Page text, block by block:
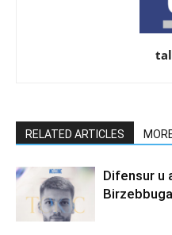
RELATED ARTICLES
Difensur u